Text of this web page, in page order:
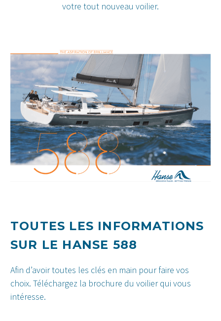
votre tout nouveau voilier.
TOUTES LES INFORMATIONS
SUR LE HANSE 588
Afin d’avoir toutes les clés en main pour faire vos
choix. Téléchargez la brochure du voilier qui vous
intéresse.